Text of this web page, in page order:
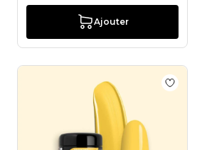
Ajouter